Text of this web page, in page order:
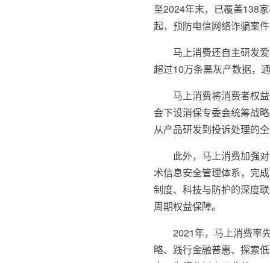
至2024年末，已覆盖138
起，预防电信网络诈骗案
马上消费还自主研发
超过10万条黑灰产数据，
马上消费将消费者权
会下设消保专委会统筹战
从产品研发到投诉处理的
此外，马上消费加强
术信息安全管理体系，完
制度、科技与防护的深度
周期权益保障。
2021年，马上消费率
略、践行金融普惠、探索